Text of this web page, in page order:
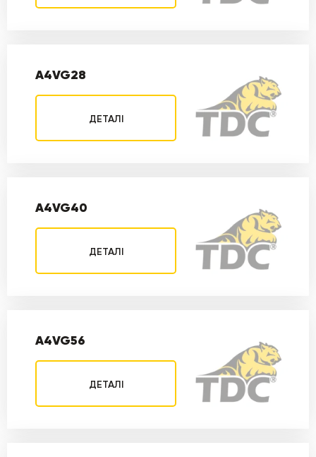
A4VG28
ДЕТАЛІ
A4VG40
ДЕТАЛІ
A4VG56
ДЕТАЛІ